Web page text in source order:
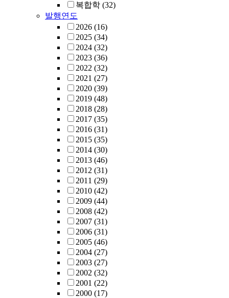
복합학 (32)
발행연도
2026 (16)
2025 (34)
2024 (32)
2023 (36)
2022 (32)
2021 (27)
2020 (39)
2019 (48)
2018 (28)
2017 (35)
2016 (31)
2015 (35)
2014 (30)
2013 (46)
2012 (31)
2011 (29)
2010 (42)
2009 (44)
2008 (42)
2007 (31)
2006 (31)
2005 (46)
2004 (27)
2003 (27)
2002 (32)
2001 (22)
2000 (17)